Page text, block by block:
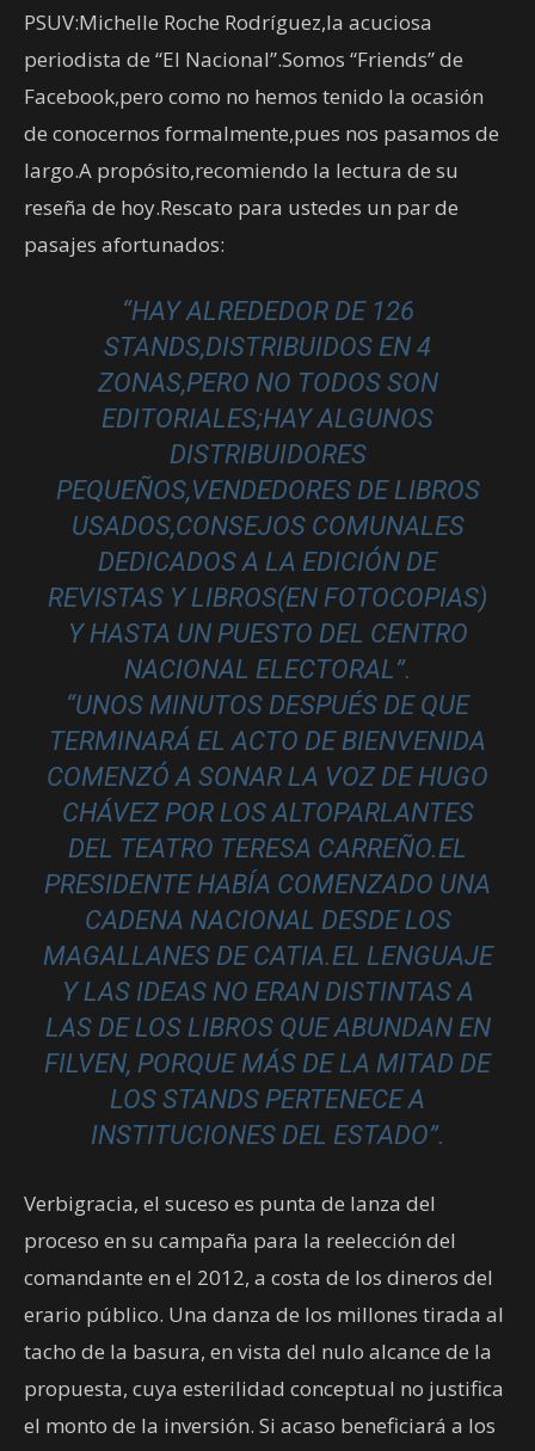
PSUV:Michelle Roche Rodríguez,la acuciosa
periodista de “El Nacional”.Somos “Friends” de
Facebook,pero como no hemos tenido la ocasión
de conocernos formalmente,pues nos pasamos de
largo.A propósito,recomiendo la lectura de su
reseña de hoy.Rescato para ustedes un par de
pasajes afortunados:
“HAY ALREDEDOR DE 126
STANDS,DISTRIBUIDOS EN 4
ZONAS,PERO NO TODOS SON
EDITORIALES;HAY ALGUNOS
DISTRIBUIDORES
PEQUEÑOS,VENDEDORES DE LIBROS
USADOS,CONSEJOS COMUNALES
DEDICADOS A LA EDICIÓN DE
REVISTAS Y LIBROS(EN FOTOCOPIAS)
Y HASTA UN PUESTO DEL CENTRO
NACIONAL ELECTORAL”.
“UNOS MINUTOS DESPUÉS DE QUE
TERMINARÁ EL ACTO DE BIENVENIDA
COMENZÓ A SONAR LA VOZ DE HUGO
CHÁVEZ POR LOS ALTOPARLANTES
DEL TEATRO TERESA CARREÑO.EL
PRESIDENTE HABÍA COMENZADO UNA
CADENA NACIONAL DESDE LOS
MAGALLANES DE CATIA.EL LENGUAJE
Y LAS IDEAS NO ERAN DISTINTAS A
LAS DE LOS LIBROS QUE ABUNDAN EN
FILVEN, PORQUE MÁS DE LA MITAD DE
LOS STANDS PERTENECE A
INSTITUCIONES DEL ESTADO”.
Verbigracia, el suceso es punta de lanza del
proceso en su campaña para la reelección del
comandante en el 2012, a costa de los dineros del
erario público. Una danza de los millones tirada al
tacho de la basura, en vista del nulo alcance de la
propuesta, cuya esterilidad conceptual no justifica
el monto de la inversión. Si acaso beneficiará a los